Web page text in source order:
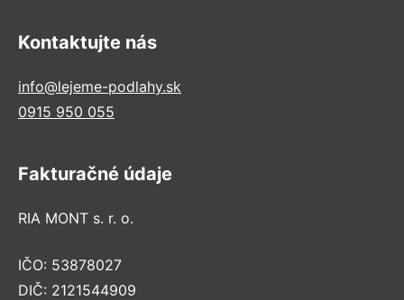
Kontaktujte nás
info@lejeme-podlahy.sk
0915 950 055
Fakturačné údaje
RIA MONT s. r. o.
IČO: 53878027
DIČ: 2121544909